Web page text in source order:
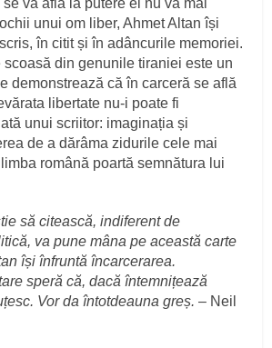
unui om liber, Ahmet Altan își
în citit și în adâncurile memoriei.
din genunile tiraniei este un
demonstrează că în carceră se află
libertate nu-i poate fi
unui scriitor: imaginația și
de a dărâma zidurile cele mai
română poartă semnătura lui
să citească, indiferent de
va pune mâna pe această carte
își înfruntă încarcerarea.
speră că, dacă întemnițează
Vor da întotdeauna greș. – Neil